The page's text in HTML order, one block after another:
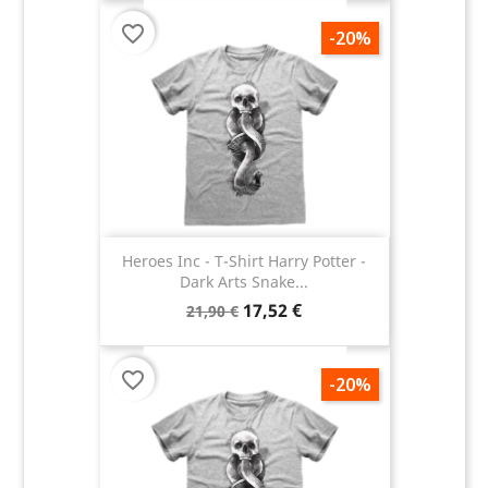
Heroes Inc - T-Shirt Harry Potter -
Dark Arts Snake...
21,90 € 17,52 €
-20%
favorite_border
-20%
favorite_border